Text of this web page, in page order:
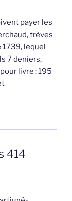
payer les
trèves
1739, lequel
7 deniers,
livre : 195
414